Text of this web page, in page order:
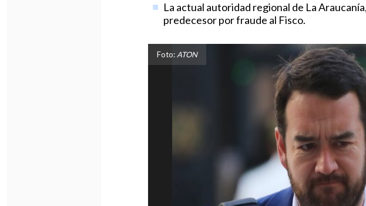
La actual autoridad regional de La
predecesor por fraude al Fisco.
Foto: ATON